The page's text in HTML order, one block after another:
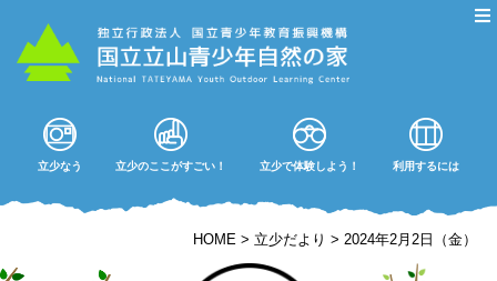
立少なう 立少のここがすごい！ 立少で体験しよう！ 利用するには
HOME > 立少だより >2024年2月2日（金）